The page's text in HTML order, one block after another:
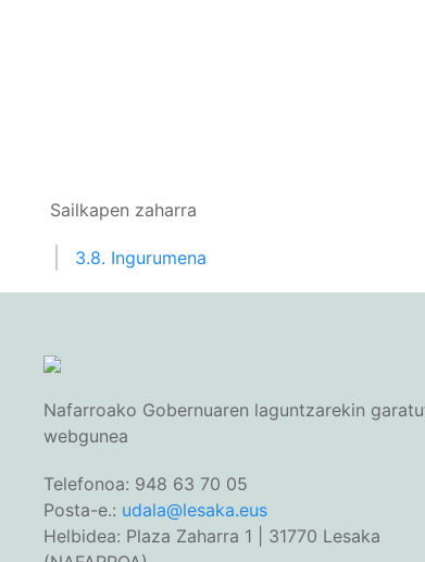
Sailkapen zaharra
3.8. Ingurumena
Nafarroako Gobernuaren laguntzarekin
webgunea
Telefonoa: 948 63 70 05
Posta-e.: udala@lesaka.eus
Helbidea: Plaza Zaharra 1 | 31770 Lesaka